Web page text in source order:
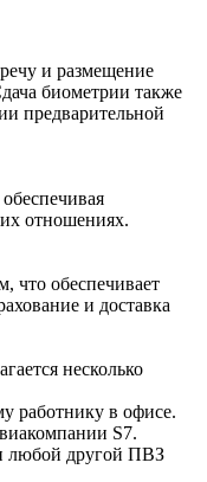
и размещение
биометрии также
предварительной
отношениях.
что обеспечивает
и доставка
несколько
работнику в офисе.
S7.
любой другой ПВЗ